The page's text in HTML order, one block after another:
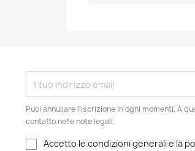
Puoi annullare l'iscrizione in ogni momenti. A
contatto nelle note legali.
Accetto le condizioni generali e la